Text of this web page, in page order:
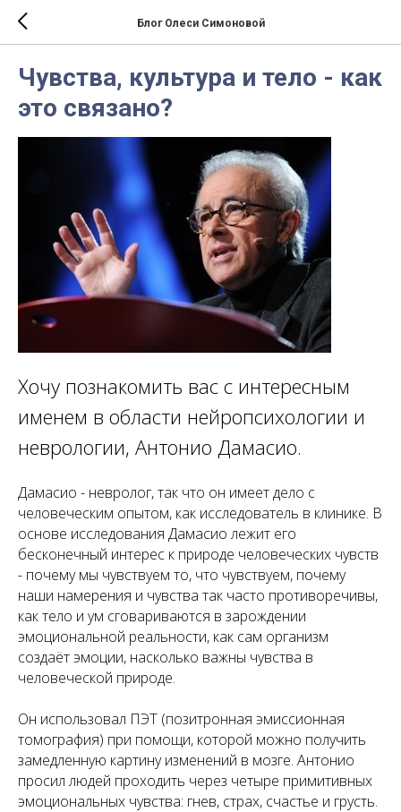
Блог Олеси Симоновой
Чувства, культура и тело - как
это связано?
Хочу познакомить вас с интересным
именем в области нейропсихологии и
неврологии, Антонио Дамасио.
Дамасио - невролог, так что он имеет дело с
человеческим опытом, как исследователь в клинике. В
основе исследования Дамасио лежит его
бесконечный интерес к природе человеческих чувств
- почему мы чувствуем то, что чувствуем, почему
наши намерения и чувства так часто противоречивы,
как тело и ум сговариваются в зарождении
эмоциональной реальности, как сам организм
создаёт эмоции, насколько важны чувства в
человеческой природе.
Он использовал ПЭТ (позитронная эмиссионная
томография) при помощи, которой можно получить
замедленную картину изменений в мозге. Антонио
просил людей проходить через четыре примитивных
эмоциональных чувства: гнев, страх, счастье и грусть.